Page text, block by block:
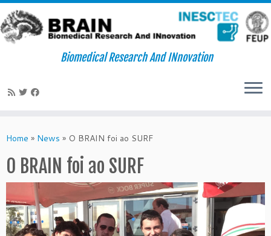
to
Biomedical Research And INnovation
Home » News » O BRAIN foi ao SURF
O BRAIN foi ao SURF